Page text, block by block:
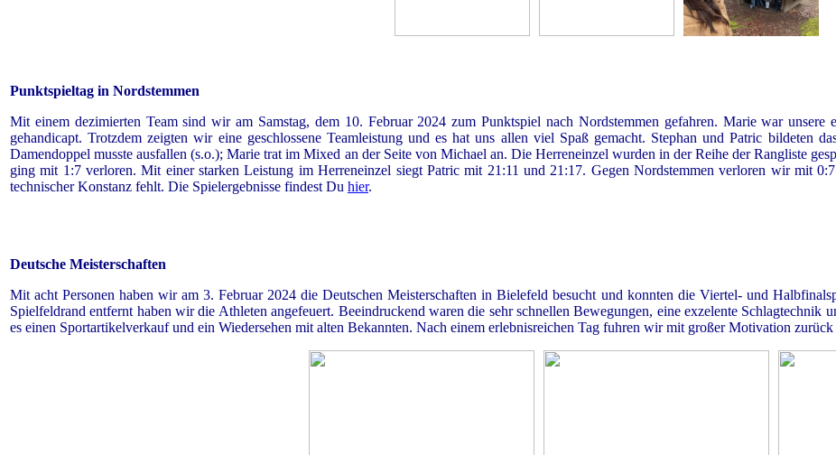
Punktspieltag in Nordstemmen
Mit einem dezimierten Team sind wir am Samstag, dem 10. Februar 2024 zum Punktspiel nach Nordstemmen gefahren. Marie war
gehandicapt. Trotzdem zeigten wir eine geschlossene Teamleistung und es hat uns allen viel Spaß gemacht. Stephan und Patric bildeten
Damendoppel musste ausfallen (s.o.); Marie trat im Mixed an der Seite von Michael an. Die Herreneinzel wurden in der Reihe der Rangliste
ging mit 1:7 verloren. Mit einer starken Leistung im Herreneinzel siegt Patric mit 21:11 und 21:17. Gegen Nordstemmen verloren wir mit
technischer Konstanz fehlt. Die Spielergebnisse findest Du hier.
Deutsche Meisterschaften
Mit acht Personen haben wir am 3. Februar 2024 die Deutschen Meisterschaften in Bielefeld besucht und konnten die Viertel- und
Spielfeldrand entfernt haben wir die Athleten angefeuert. Beeindruckend waren die sehr schnellen Bewegungen, eine exzelente Schlagtechnik
es einen Sportartikelverkauf und ein Wiedersehen mit alten Bekannten. Nach einem erlebnisreichen Tag fuhren wir mit großer Motivation